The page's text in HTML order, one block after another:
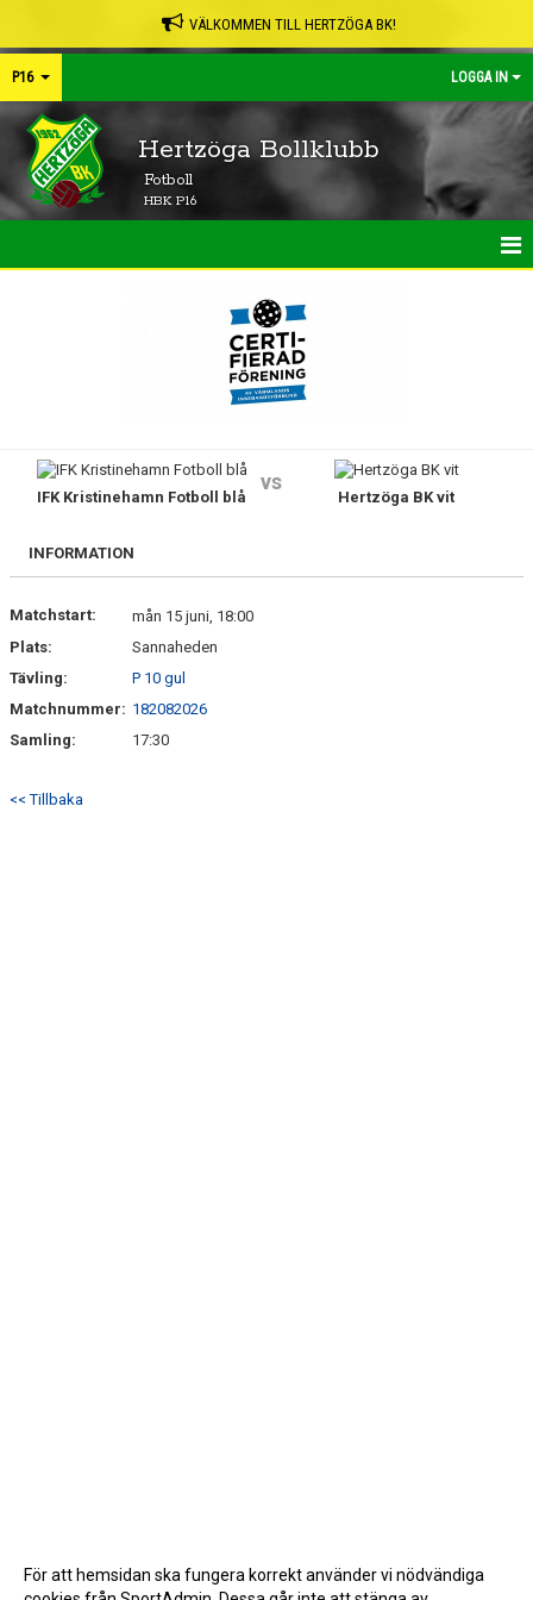
VÄLKOMMEN TILL HERTZÖGA BK!
P16 LOGGA IN
Hertzöga Bollklubb
Fotboll
HBK P16
TRUPPEN
BILDGALLERI
KONTAKT
IFK Kristinehamn Fotboll blå
vs
Hertzöga BK vit
INFORMATION
Matchstart:
mån 15 juni, 18:00
Plats:
Sannaheden
Tävling:
P 10 gul
Matchnummer: 182082026
Samling:
17:30
<< Tillbaka
För att hemsidan ska fungera korrekt använder vi nödvändiga